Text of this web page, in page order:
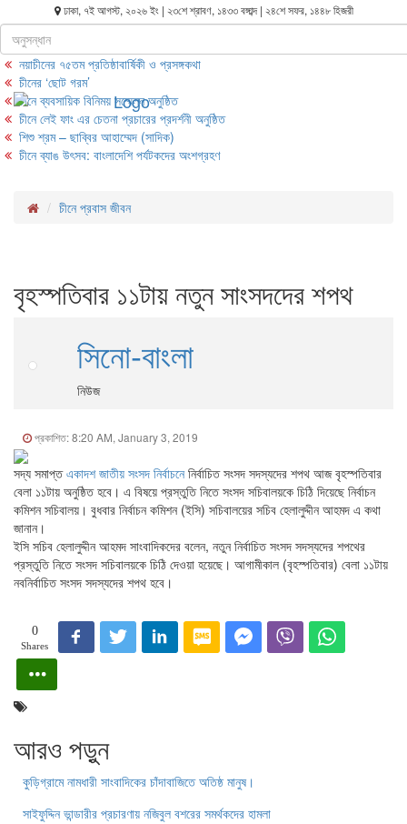
ঢাকা, ৭ই আগস্ট, ২০২৬ ইং | ২৩শে শ্রাবণ, ১৪৩৩ বঙ্গাব্দ | ২৪শে সফর, ১৪৪৮ হিজরী
শিরোনাম
নয়াচীনের ৭৫তম প্রতিষ্ঠাবার্ষিকী ও প্রসঙ্গকথা
চীনের ‘ছোট গরম’
চীনে ব্যবসায়িক বিনিময় সম্মেলন অনুষ্ঠিত
চীনে লেই ফাং এর চেতনা প্রচারের প্রদর্শনী অনুষ্ঠিত
শিশু শ্রম – ছাব্বির আহাম্মেদ (সাদিক)
চীনে ব্যাঙ উৎসব: বাংলাদেশি পর্যটকদের অংশগ্রহণ
চীনে প্রবাস জীবন
বৃহস্পতিবার ১১টায় নতুন সাংসদদের শপথ
সিনো-বাংলা
নিউজ
প্রকাশিত: 8:20 AM, January 3, 2019
সদ্য সমাপ্তএকাদশ জাতীয় সংসদ নির্বাচনেনির্বাচিত সংসদ সদস্যদের শপথ আজ বৃহস্পতিবার
বেলা ১১টায় অনুষ্ঠিত হবে। এ বিষয়ে প্রস্তুতি নিতে সংসদ সচিবালয়কে চিঠি দিয়েছে নির্বাচন
কমিশন সচিবালয়। বুধবার নির্বাচন কমিশন (ইসি) সচিবালয়ের সচিব হেলালুদ্দীন আহমদ এ কথা
জানান।
ইসি সচিব হেলালুদ্দীন আহমদ সাংবাদিকদের বলেন, নতুন নির্বাচিত সংসদ সদস্যদের শপথের
প্রস্তুতি নিতে সংসদ সচিবালয়কে চিঠি দেওয়া হয়েছে। আগামীকাল (বৃহস্পতিবার) বেলা ১১টায়
নবনির্বাচিত সংসদ সদস্যদের শপথ হবে।
0
Shares
আরও পড়ুন
কুড়িগ্রামে নামধারী সাংবাদিকের চাঁদাবাজিতে অতিষ্ঠ মানুষ।
সাইফুদ্দিন ভান্ডারীর প্রচারণায় নজিবুল বশরের সমর্থকদের হামলা